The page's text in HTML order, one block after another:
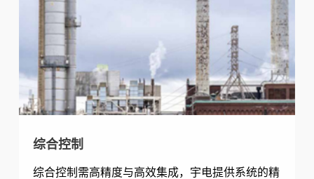
综合控制
综合控制需高精度与高效集成，宇电提供系统的精